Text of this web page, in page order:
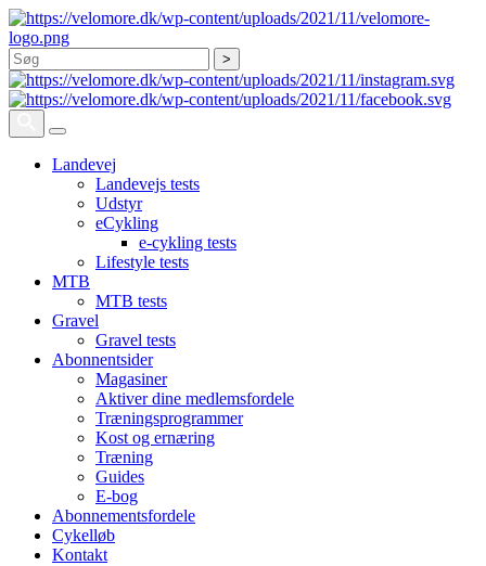
Søg
Landevej
Landevejs tests
Udstyr
eCykling
e-cykling tests
Lifestyle tests
MTB
MTB tests
Gravel
Gravel tests
Abonnentsider
Magasiner
Aktiver dine medlemsfordele
Træningsprogrammer
Kost og ernæring
Træning
Guides
E-bog
Abonnementsfordele
Cykelløb
Kontakt